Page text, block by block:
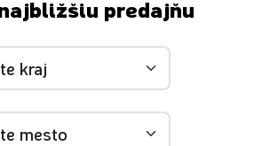
predajňu